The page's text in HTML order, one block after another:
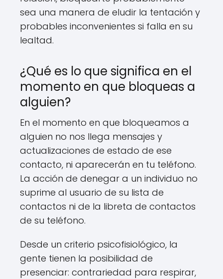
sea una manera de eludir la tentación y
probables inconvenientes si falla en su
lealtad.
¿Qué es lo que significa en el
momento en que bloqueas a
alguien?
En el momento en que bloqueamos a
alguien no nos llega mensajes y
actualizaciones de estado de ese
contacto, ni aparecerán en tu teléfono.
La acción de denegar a un individuo no
suprime al usuario de su lista de
contactos ni de la libreta de contactos
de su teléfono.
Desde un criterio psicofisiológico, la
gente tienen la posibilidad de
presenciar: contrariedad para respirar,